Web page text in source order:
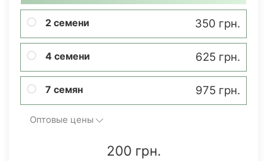
2 семени 350 грн.
4 семени 625 грн.
7 семян 975 грн.
Оптовые цены
200 грн.